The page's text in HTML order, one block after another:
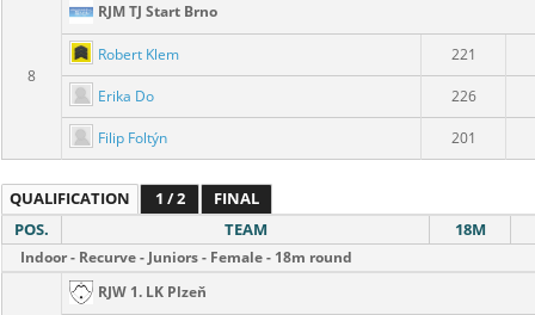
8
RJM TJ Start Brno
Robert Klem 221
Erika Do 226
Filip Foltýn 201
QUALIFICATION 1 / 2
FINAL
POS.
TEAM 18M
Indoor - Recurve - Juniors - Female - 18m round
RJW 1. LK Plzeň